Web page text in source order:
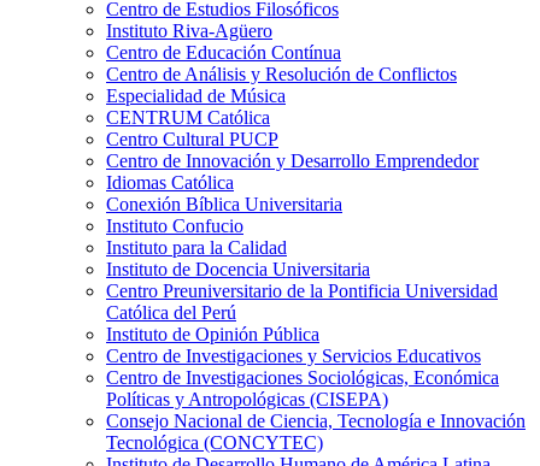
Centro de Estudios Filosóficos
Instituto Riva-Agüero
Centro de Educación Contínua
Centro de Análisis y Resolución de Conflictos
Especialidad de Música
CENTRUM Católica
Centro Cultural PUCP
Centro de Innovación y Desarrollo Emprendedor
Idiomas Católica
Conexión Bíblica Universitaria
Instituto Confucio
Instituto para la Calidad
Instituto de Docencia Universitaria
Centro Preuniversitario de la Pontificia Universidad
Católica del Perú
Instituto de Opinión Pública
Centro de Investigaciones y Servicios Educativos
Centro de Investigaciones Sociológicas, Económica
Políticas y Antropológicas (CISEPA)
Consejo Nacional de Ciencia, Tecnología e Innovación
Tecnológica (CONCYTEC)